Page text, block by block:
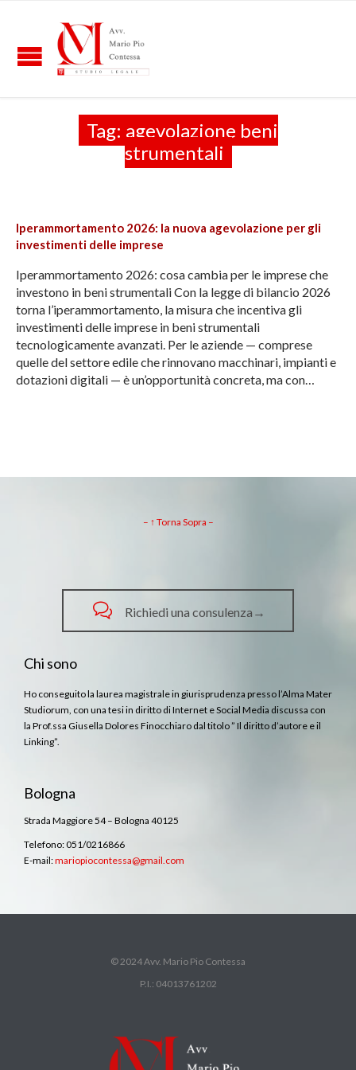
Tag: agevolazione beni
strumentali
Iperammortamento 2026: la nuova agevolazione per gli
investimenti delle imprese
Iperammortamento 2026: cosa cambia per le imprese che
investono in beni strumentali Con la legge di bilancio 2026
torna l’iperammortamento, la misura che incentiva gli
investimenti delle imprese in beni strumentali
tecnologicamente avanzati. Per le aziende — comprese
quelle del settore edile che rinnovano macchinari, impianti e
dotazioni digitali — è un’opportunità concreta, ma con…
– ↑ Torna Sopra –
 Richiedi una consulenza→
Chi sono
Ho conseguito la laurea magistrale in giurisprudenza presso l’Alma Mater
Studiorum, con una tesi in diritto di Internet e Social Media discussa con
la Prof.ssa Giusella Dolores Finocchiaro dal titolo ” Il diritto d’autore e il
Linking”.
Bologna
Strada Maggiore 54 – Bologna 40125
Telefono: 051/0216866
E-mail:mariopiocontessa@gmail.com
© 2024 Avv. Mario Pio Contessa
P.I.: 04013761202